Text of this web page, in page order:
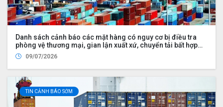
Danh sách cảnh báo các mặt hàng có nguy cơ bị điều tra
phòng vệ thương mại, gian lận xuất xứ, chuyển tải bất hợp
pháp09/07/2026
TIN CẢNH BÁO SỚM